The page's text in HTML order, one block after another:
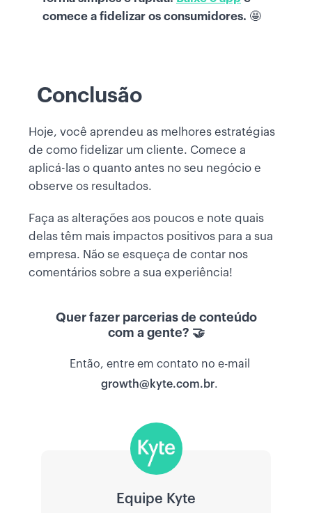
comece a fidelizar os consumidores. 🤩
Conclusão
Hoje, você aprendeu as melhores estratégias
de como fidelizar um cliente. Comece a
aplicá-las o quanto antes no seu negócio e
observe os resultados.
Faça as alterações aos poucos e note quais
delas têm mais impactos positivos para a sua
empresa. Não se esqueça de contar nos
comentários sobre a sua experiência!
Quer fazer parcerias de conteúdo
com a gente? 🤝
Então, entre em contato no e-mail
growth@kyte.com.br.
Equipe Kyte